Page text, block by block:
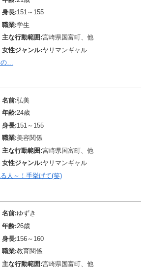
身長:151～155
職業:学生
主な行動範囲:宮崎県国富町、他
女性ジャンル:ヤリマンギャル
の…
名前:弘美
年齢:24歳
身長:151～155
職業:美容関係
主な行動範囲:宮崎県国富町、他
女性ジャンル:ヤリマンギャル
人～！手挙げて(笑)
名前:ゆずき
年齢:26歳
身長:156～160
職業:教育関係
主な行動範囲:宮崎県国富町、他